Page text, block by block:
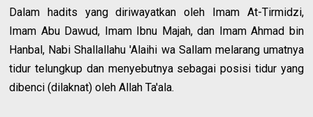
Dalam hadits yang diriwayatkan oleh Imam At-Tirmidzi,
Imam Abu Dawud, Imam Ibnu Majah, dan Imam Ahmad bin
Hanbal, Nabi Shallallahu 'Alaihi wa Sallam melarang umatnya
tidur telungkup dan menyebutnya sebagai posisi tidur yang
dibenci (dilaknat) oleh Allah Ta'ala.